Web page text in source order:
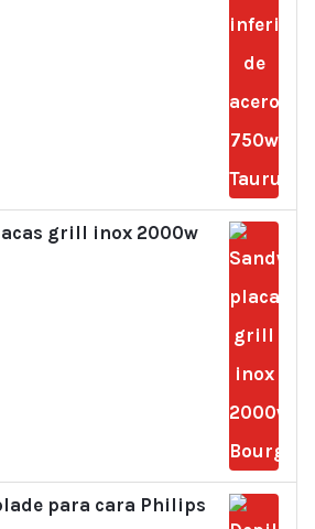
grill inox 2000w
para cara Philips